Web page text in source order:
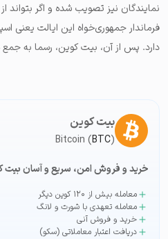
نمایندگان نیز تصویب شده و اگر بتواند
فرماندار جمهوری‌خواه این ایالت یعنی
دارد. پس از آن، بیت کوین، رسما به جمع
بیت کوین
Bitcoin (BTC)
خرید و فروش امن، سریع و آسان بیت
معامله بیش از ۱۲۰ کوین دیگر
معامله تعهدی با شورت و لانگ
خرید و فروش آنی
دریافت اعتبار معاملاتی (سکو)